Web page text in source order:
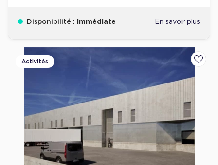
Disponibilité : Immédiate En savoir plus
Activités